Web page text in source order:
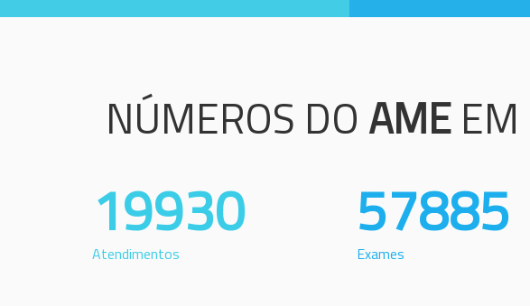
NÚMEROS DO AME EM
19930
Atendimentos
57885
Exames